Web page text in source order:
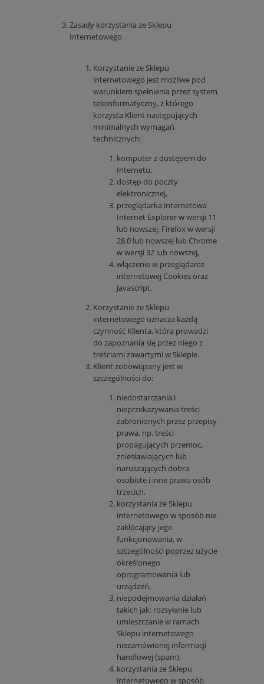
Zasady korzystania ze Sklepu
Internetowego
Korzystanie ze Sklepu
internetowego jest możliwe pod
warunkiem spełnienia przez system
teleinformatyczny, z którego
korzysta Klient następujących
minimalnych wymagań
technicznych:
komputer z dostępem do
Internetu,
dostęp do poczty
elektronicznej,
przeglądarka internetowa
Internet Explorer w wersji 11
lub nowszej, Firefox w wersji
28.0 lub nowszej lub Chrome
w wersji 32 lub nowszej,
włączenie w przeglądarce
internetowej Cookies oraz
Javascript.
Korzystanie ze Sklepu
internetowego oznacza każdą
czynność Klienta, która prowadzi
do zapoznania się przez niego z
treściami zawartymi w Sklepie.
Klient zobowiązany jest w
szczególności do:
niedostarczania i
nieprzekazywania treści
zabronionych przez przepisy
prawa, np. treści
propagujących przemoc,
zniesławiających lub
naruszających dobra
osobiste i inne prawa osób
trzecich,
korzystania ze Sklepu
internetowego w sposób nie
zakłócający jego
funkcjonowania, w
szczególności poprzez użycie
określonego
oprogramowania lub
urządzeń,
niepodejmowania działań
takich jak: rozsyłanie lub
umieszczanie w ramach
Sklepu internetowego
niezamówionej informacji
handlowej (spam),
korzystania ze Sklepu
internetowego w sposób